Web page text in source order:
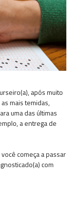
após muito
mais temidas,
uma das últimas
a entrega de
começa a passar
com